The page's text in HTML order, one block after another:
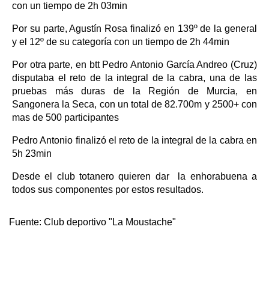
con un tiempo de 2h 03min
Por su parte, Agustín Rosa finalizó en 139º de la general
y el 12º de su categoría con un tiempo de 2h 44min
Por otra parte, en btt Pedro Antonio García Andreo (Cruz)
disputaba el reto de la integral de la cabra, una de las
pruebas más duras de la Región de Murcia, en
Sangonera la Seca, con un total de 82.700m y 2500+ con
mas de 500 participantes
Pedro Antonio finalizó el reto de la integral de la cabra en
5h 23min
Desde el club totanero quieren dar la enhorabuena a
todos sus componentes por estos resultados.
Fuente: Club deportivo "La Moustache"